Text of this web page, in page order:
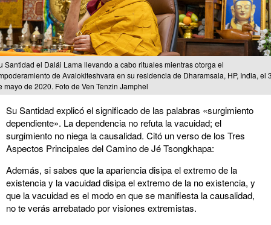
Santidad el Dalái Lama llevando a cabo rituales mientras otorga el
de Avalokiteshvara en su residencia de Dharamsala, HP, India, el
mayo de 2020. Foto de Ven Tenzin Jamphel
Su Santidad explicó el significado de las palabras «surgimiento
dependiente». La dependencia no refuta la vacuidad; el
surgimiento no niega la causalidad. Citó un verso de los Tres
Aspectos Principales del Camino de Jé Tsongkhapa:
Además, si sabes que la apariencia disipa el extremo de la
existencia y la vacuidad disipa el extremo de la no existencia, y
que la vacuidad es el modo en que se manifiesta la causalidad,
no te verás arrebatado por visiones extremistas.